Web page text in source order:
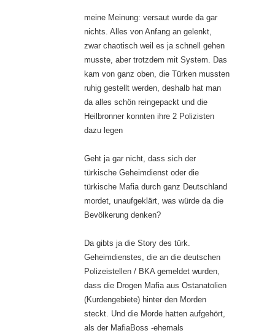
meine Meinung: versaut wurde da gar
nichts. Alles von Anfang an gelenkt,
zwar chaotisch weil es ja schnell gehen
musste, aber trotzdem mit System. Das
kam von ganz oben, die Türken mussten
ruhig gestellt werden, deshalb hat man
da alles schön reingepackt und die
Heilbronner konnten ihre 2 Polizisten
dazu legen
Geht ja gar nicht, dass sich der
türkische Geheimdienst oder die
türkische Mafia durch ganz Deutschland
mordet, unaufgeklärt, was würde da die
Bevölkerung denken?
Da gibts ja die Story des türk.
Geheimdienstes, die an die deutschen
Polizeistellen / BKA gemeldet wurden,
dass die Drogen Mafia aus Ostanatolien
(Kurdengebiete) hinter den Morden
steckt. Und die Morde hatten aufgehört,
als der MafiaBoss -ehemals